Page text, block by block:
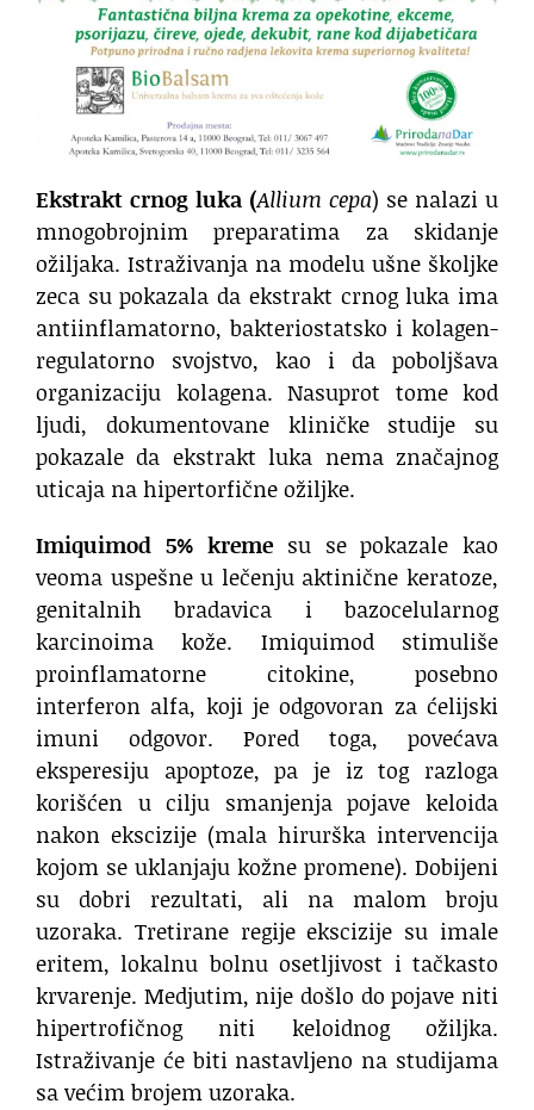
Ekstrakt crnog luka (Allium cepa) se nalazi u
mnogobrojnim preparatima za skidanje
ožiljaka. Istraživanja na modelu ušne školjke
zeca su pokazala da ekstrakt crnog luka ima
antiinflamatorno, bakteriostatsko i kolagen-
regulatorno svojstvo, kao i da poboljšava
organizaciju kolagena. Nasuprot tome kod
ljudi, dokumentovane kliničke studije su
pokazale da ekstrakt luka nema značajnog
uticaja na hipertorfične ožiljke.
Imiquimod 5% kreme su se pokazale kao
veoma uspešne u lečenju aktinične keratoze,
genitalnih bradavica i bazocelularnog
karcinoima kože. Imiquimod stimuliše
proinflamatorne citokine, posebno
interferon alfa, koji je odgovoran za ćelijski
imuni odgovor. Pored toga, povećava
eksperesiju apoptoze, pa je iz tog razloga
korišćen u cilju smanjenja pojave keloida
nakon ekscizije (mala hirurška intervencija
kojom se uklanjaju kožne promene). Dobijeni
su dobri rezultati, ali na malom broju
uzoraka. Tretirane regije ekscizije su imale
eritem, lokalnu bolnu osetljivost i tačkasto
krvarenje. Medjutim, nije došlo do pojave niti
hipertrofičnog niti keloidnog ožiljka.
Istraživanje će biti nastavljeno na studijama
sa većim brojem uzoraka.